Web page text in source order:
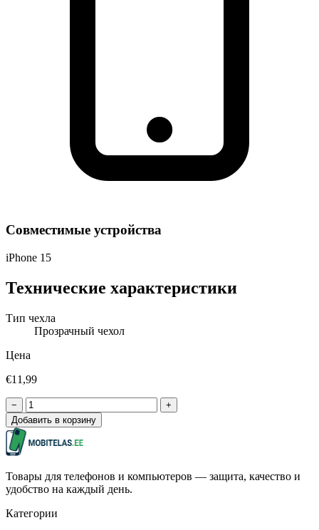
Совместимые устройства
iPhone 15
Технические характеристики
Тип чехла
Прозрачный чехол
Цена
€11,99
−
+
Добавить в корзину
Товары для телефонов и компьютеров — защита, качество и
удобство на каждый день.
Категории